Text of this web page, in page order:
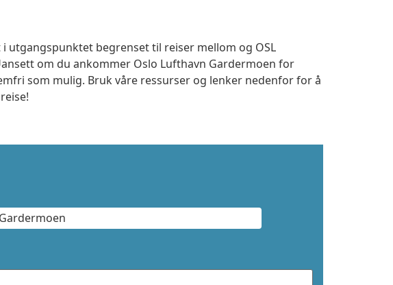
utgangspunktet begrenset til reiser mellom og OSL
om du ankommer Oslo Lufthavn Gardermoen for
som mulig. Bruk våre ressurser og lenker nedenfor for å